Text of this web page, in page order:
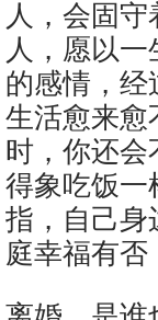
人，会固
人，愿以
的感情，经
生活愈来愈
时，你还会
得象吃饭一
指，自己身
庭幸福有否